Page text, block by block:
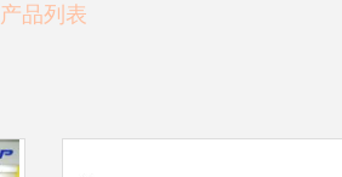
产品列表